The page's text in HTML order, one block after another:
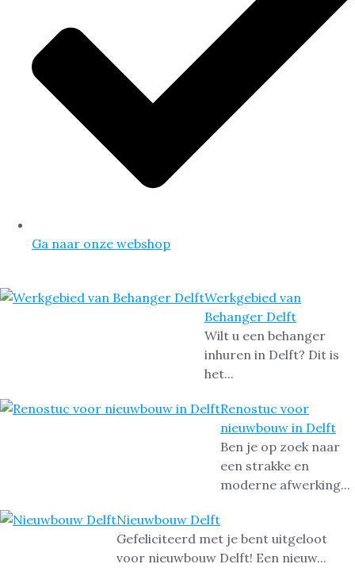
Ga naar onze webshop
Werkgebied van
Behanger Delft
Wilt u een behanger
inhuren in Delft? Dit is
het...
Renostuc voor
nieuwbouw in Delft
Ben je op zoek naar
een strakke en
moderne afwerking...
Nieuwbouw Delft
Gefeliciteerd met je bent uitgeloot
voor nieuwbouw Delft! Een nieuw...